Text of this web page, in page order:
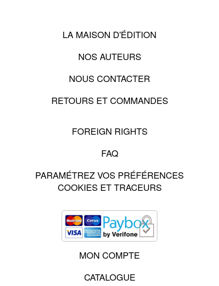
LA MAISON D'ÉDITION
NOS AUTEURS
NOUS CONTACTER
RETOURS ET COMMANDES
FOREIGN RIGHTS
FAQ
PARAMÉTREZ VOS PRÉFÉRENCES
COOKIES ET TRACEURS
MON COMPTE
CATALOGUE